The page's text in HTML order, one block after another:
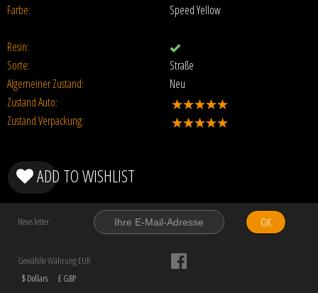
Farbe:
Speed Yellow
Resin:
Sorte:
Straße
Algemeiner Zustand:
Neu
Zustand Auto:
Zustand Verpackung:
ADD TO WISHLIST
News letter OK
Gewählte Währung EUR
$ Dollars
£ GBP